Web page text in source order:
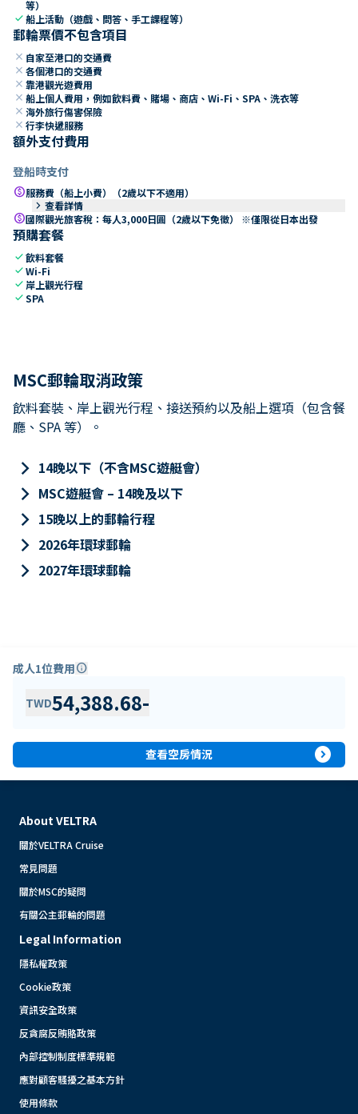
等）
check船上活動（遊戲、問答、手工課程等）
郵輪票價不包含項目
close 自家至港口的交通費
close 各個港口的交通費
close 靠港觀光遊費用
close 船上個人費用，例如飲料費、賭場、商店、Wi-Fi、SPA、洗衣等
close 海外旅行傷害保險
close 行李快遞服務
額外支付費用
登船時支付
paid服務費（船上小費）（2歲以下不適用）
keyboard_arrow_right 查看詳情
paid國際觀光旅客稅：每人3,000日圓（2歲以下免徵） ※僅限從日本出發
預購套餐
check飲料套餐
checkWi-Fi
check 岸上觀光行程
checkSPA
MSC郵輪取消政策
飲料套裝、岸上觀光行程、接送預約以及船上選項（包含餐
廳、SPA 等）。
keyboard_arrow_right 14晚以下（不含MSC遊艇會）
keyboard_arrow_right MSC遊艇會 – 14晚及以下
keyboard_arrow_right 15晚以上的郵輪行程
keyboard_arrow_right 2026年環球郵輪
keyboard_arrow_right 2027年環球郵輪
成人1位費用info
TWD54,388.68-
查看空房情況 expand_circle_right
About VELTRA
關於VELTRA Cruise
常見問題
關於MSC的疑問
有關公主郵輪的問題
Legal Information
隱私權政策
Cookie政策
資訊安全政策
反貪腐反賄賂政策
內部控制制度標準規範
應對顧客騷擾之基本方針
使用條款